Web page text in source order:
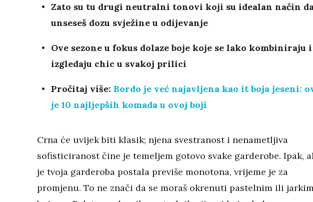
Zato su tu drugi neutralni tonovi koji su idealan način
unseseš dozu svježine u odijevanje
Ove sezone u fokus dolaze boje koje se lako kombiniraju i
izgledaju chic u svakoj prilici
Pročitaj više: Bordo je već najavljena kao it boja jeseni:
je 10 najljepših komada u ovoj boji
Crna će uvijek biti klasik; njena svestranost i nenametljiva
sofisticiranost čine je temeljem gotovo svake garderobe. Ipak,
je tvoja garderoba postala previše monotona, vrijeme je za
promjenu. To ne znači da se moraš okrenuti pastelnim ili